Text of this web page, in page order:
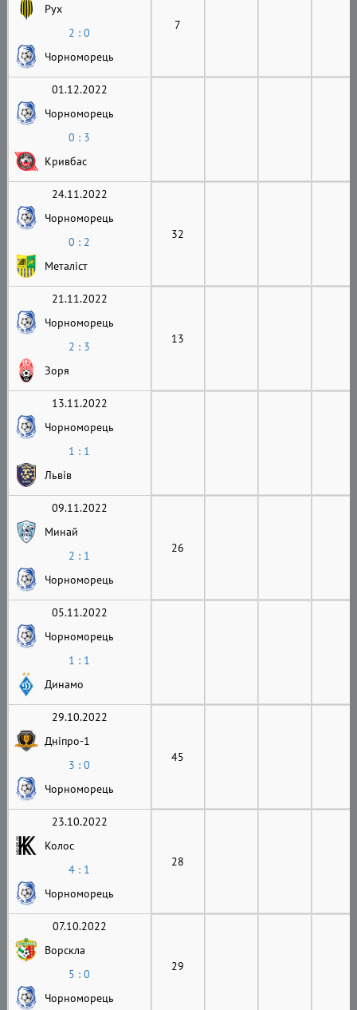
Рух
2 : 0
Чорноморець
7
01.12.2022
Чорноморець
0 : 3
Кривбас
24.11.2022
Чорноморець
0 : 2
Металіст
32
21.11.2022
Чорноморець
2 : 3
Зоря
13
13.11.2022
Чорноморець
1 : 1
Львів
09.11.2022
Минай
2 : 1
Чорноморець
26
05.11.2022
Чорноморець
1 : 1
Динамо
29.10.2022
Дніпро-1
3 : 0
Чорноморець
45
23.10.2022
Колос
4 : 1
Чорноморець
28
07.10.2022
Ворскла
5 : 0
Чорноморець
29